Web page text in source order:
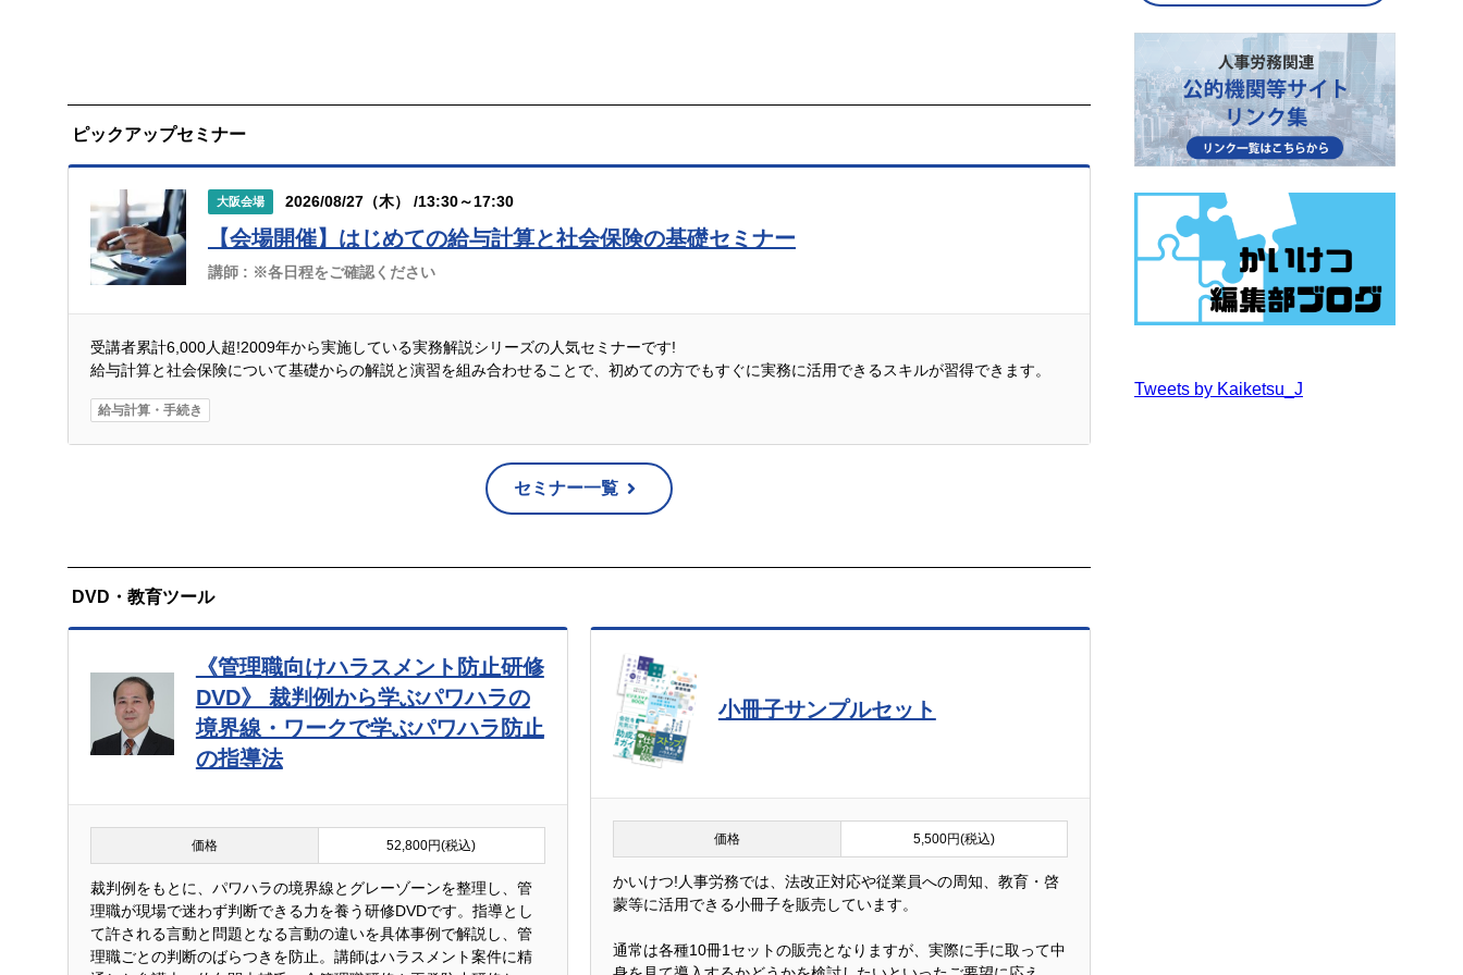
ピックアップセミナー
大阪会場 2026/08/27（木） /13:30～17:30
【会場開催】はじめての給与計算と社会保険の基礎セミナー
講師 : ※各日程をご確認ください
受講者累計6,000人超!2009年から実施している実務解説シリーズの人気セミナーです!
給与計算と社会保険について基礎からの解説と演習を組み合わせることで、初めての方でもすぐに実務に活用できるスキルが習得できます。
給与計算・手続き
セミナー一覧
DVD・教育ツール
《管理職向けハラスメント防止研修
DVD》 裁判例から学ぶパワハラの
境界線・ワークで学ぶパワハラ防止
の指導法
価格 52,800円(税込)
裁判例をもとに、パワハラの境界線とグレーゾーンを整理し、管
理職が現場で迷わず判断できる力を養う研修DVDです。指導とし
て許される言動と問題となる言動の違いを具体事例で解説し、管
理職ごとの判断のばらつきを防止。講師はハラスメント案件に精
小冊子サンプルセット
価格 5,500円(税込)
かいけつ!人事労務では、法改正対応や従業員への周知、教育・啓
蒙等に活用できる小冊子を販売しています。
通常は各種10冊1セットの販売となりますが、実際に手に取って中
Tweets by Kaiketsu_J